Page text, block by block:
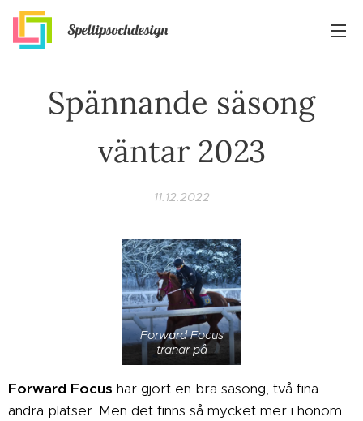
Speltipsochdesign
Spännande säsong
väntar 2023
11.12.2022
Forward Focus
tränar på
Forward Focus har gjort en bra säsong, två fina
andra platser. Men det finns så mycket mer i honom